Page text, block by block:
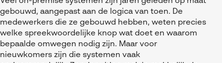
gebouwd, aangepast aan de logica van toen. De
medewerkers die ze gebouwd hebben, weten precies
welke spreekwoordelijke knop wat doet en waarom
bepaalde omwegen nodig zijn. Maar voor
nieuwkomers zijn die systemen vaak